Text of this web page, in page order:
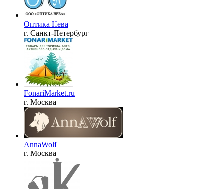
Оптика Нева
г. Санкт-Петербург
FonariMarket.ru
г. Москва
AnnaWolf
г. Москва